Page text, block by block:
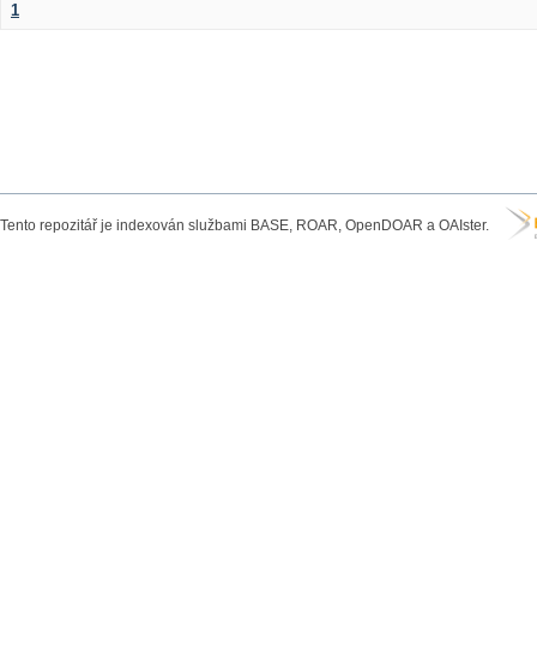
1
Tento repozitář je indexován službami BASE, ROAR, OpenDOAR a OAIster.